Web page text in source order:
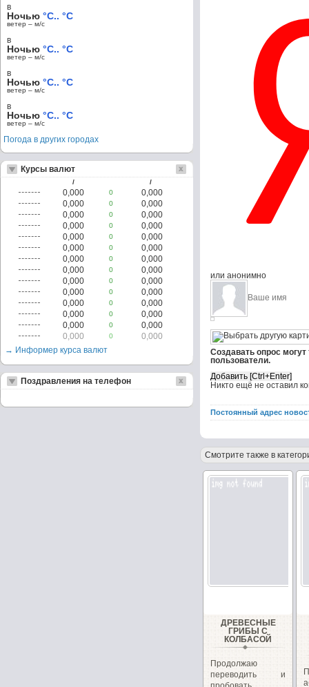
или анонимно
Создавать опрос
пользователи.
Никто ещё не оставил
Постоянный адрес
Смотрите также в
ДРЕВЕСНЫЕ
ГРИБЫ С
КОЛБАСОЙ
Продолжаю
переводить и
в
Ночью °C.. °C
ветер – м/c
в
Ночью °C.. °C
ветер – м/c
в
Ночью °C.. °C
ветер – м/c
в
Ночью °C.. °C
ветер – м/c
Погода в других городах
Курсы валют
/ /
0,000 0
0,000
0,000
0
0,000
0,000
0
0,000
0,000
0
0,000
0,000
0
0,000
0,000
0
0,000
0,000
0
0,000
0,000
0
0,000
0,000
0
0,000
0,000
0
0,000
0,000
0
0,000
0,000
0
0,000
0,000
0
0,000
0,000
0
0,000
→ Информер курса валют
Поздравления на телефон